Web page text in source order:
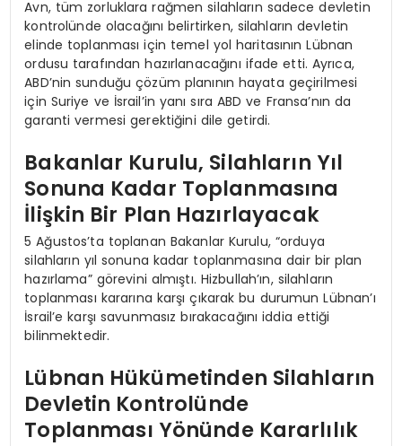
Avn, tüm zorluklara rağmen silahların sadece devletin
kontrolünde olacağını belirtirken, silahların devletin
elinde toplanması için temel yol haritasının Lübnan
ordusu tarafından hazırlanacağını ifade etti. Ayrıca,
ABD’nin sunduğu çözüm planının hayata geçirilmesi
için Suriye ve İsrail’in yanı sıra ABD ve Fransa’nın da
garanti vermesi gerektiğini dile getirdi.
Bakanlar Kurulu, Silahların Yıl
Sonuna Kadar Toplanmasına
İlişkin Bir Plan Hazırlayacak
5 Ağustos’ta toplanan Bakanlar Kurulu, “orduya
silahların yıl sonuna kadar toplanmasına dair bir plan
hazırlama” görevini almıştı. Hizbullah’ın, silahların
toplanması kararına karşı çıkarak bu durumun Lübnan’ı
İsrail’e karşı savunmasız bırakacağını iddia ettiği
bilinmektedir.
Lübnan Hükümetinden Silahların
Devletin Kontrolünde
Toplanması Yönünde Kararlılık